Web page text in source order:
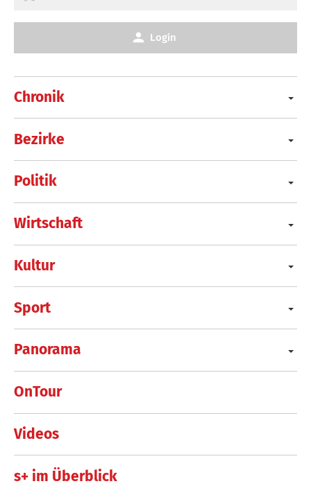
Chronik
Bezirke
Politik
Wirtschaft
Kultur
Sport
Panorama
OnTour
Videos
s+ im Überblick
Login